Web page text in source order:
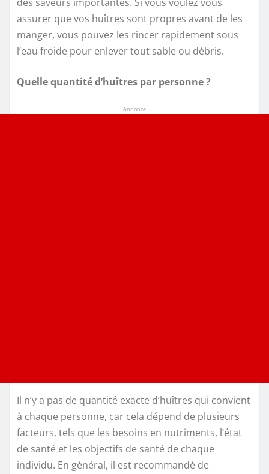
des saveurs importantes. Si vous voulez vous
assurer que vos huîtres sont propres avant de les
manger, vous pouvez les rincer rapidement sous
l’eau froide pour enlever tout sable ou débris.
Quelle quantité d’huîtres par personne ?
Annonce
Il n’y a pas de quantité exacte d’huîtres qui convient
à chaque personne, car cela dépend de plusieurs
facteurs, tels que les besoins en nutriments, l’état
de santé et les objectifs de santé de chaque
individu. En général, il est recommandé de